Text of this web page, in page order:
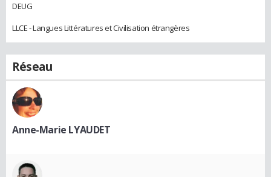
DEUG
LLCE - Langues Littératures et Civilisation étrangères
Réseau
Anne-Marie LYAUDET